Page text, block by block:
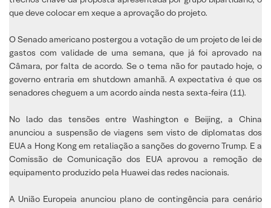
que deve colocar em xeque a aprovação do projeto.
O Senado americano postergou a votação de um projeto de lei de
gastos com validade de uma semana, que já foi aprovado na
Câmara, por falta de acordo. Se o tema não for pautado hoje, o
governo entraria em shutdown amanhã. A expectativa é que os
senadores cheguem a um acordo ainda nesta sexta-feira (11).
No lado das tensões entre Washington e Beijing, a China
anunciou a suspensão de viagens sem visto de diplomatas dos
EUA a Hong Kong em retaliação a sanções do governo Trump. E a
Comissão de Comunicação dos EUA aprovou a remoção de
equipamento produzido pela Huawei das redes nacionais.
A União Europeia anunciou plano de contingência para cenário